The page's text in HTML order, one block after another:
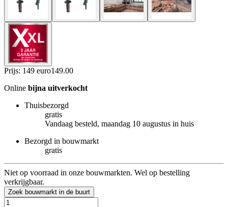
Prijs: 149 euro149.00
Online bijna uitverkocht
Thuisbezorgd
gratis
Vandaag besteld, maandag 10 augustus in huis
Bezorgd in bouwmarkt
gratis
Niet op voorraad in onze bouwmarkten. Wel op bestelling
verkrijgbaar.
Zoek bouwmarkt in de buurt